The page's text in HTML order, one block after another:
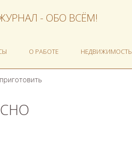
ЖУРНАЛ - ОБО ВСЁМ!
О РАБОТЕ НЕДВИЖИМОСТЬ